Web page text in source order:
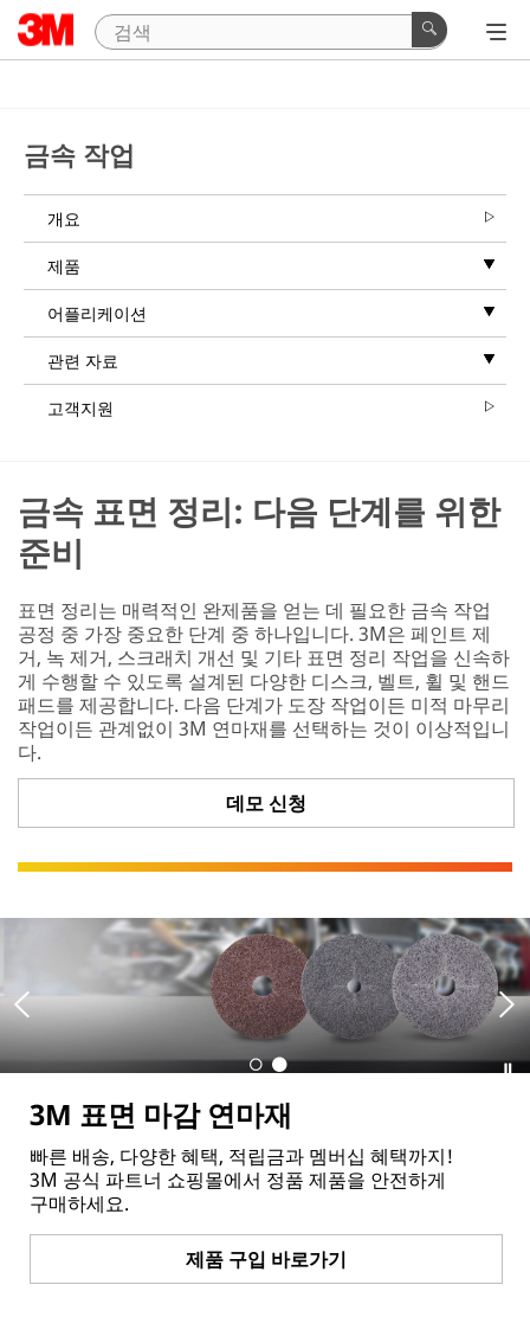
금속 작업
개요
제품
어플리케이션
관련 자료
고객지원
금속 표면 정리: 다음 단계를 위한
준비
표면 정리는 매력적인 완제품을 얻는 데 필요한 금속 작업
공정 중 가장 중요한 단계 중 하나입니다. 3M은 페인트 제
거, 녹 제거, 스크래치 개선 및 기타 표면 정리 작업을 신속하
게 수행할 수 있도록 설계된 다양한 디스크, 벨트, 휠 및 핸드
패드를 제공합니다. 다음 단계가 도장 작업이든 미적 마무리
작업이든 관계없이 3M 연마재를 선택하는 것이 이상적입니
다.
데모 신청
3M 표면 마감 연마재
빠른 배송, 다양한 혜택, 적립금과 멤버십 혜택까지!
3M 공식 파트너 쇼핑몰에서 정품 제품을 안전하게
구매하세요.
제품 구입 바로가기